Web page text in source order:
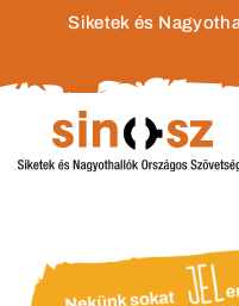
Siketek és